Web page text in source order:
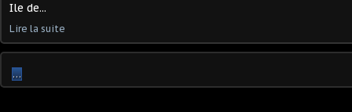
Ile de...
Lire la suite
…